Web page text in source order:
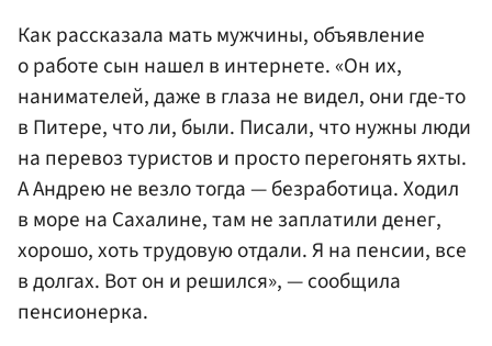
Как рассказала мать мужчины, объявление
о работе сын нашел в интернете. «Он их,
нанимателей, даже в глаза не видел, они где-то
в Питере, что ли, были. Писали, что нужны люди
на перевоз туристов и просто перегонять яхты.
А Андрею не везло тогда — безработица. Ходил
в море на Сахалине, там не заплатили денег,
хорошо, хоть трудовую отдали. Я на пенсии, все
в долгах. Вот он и решился», — сообщила
пенсионерка.